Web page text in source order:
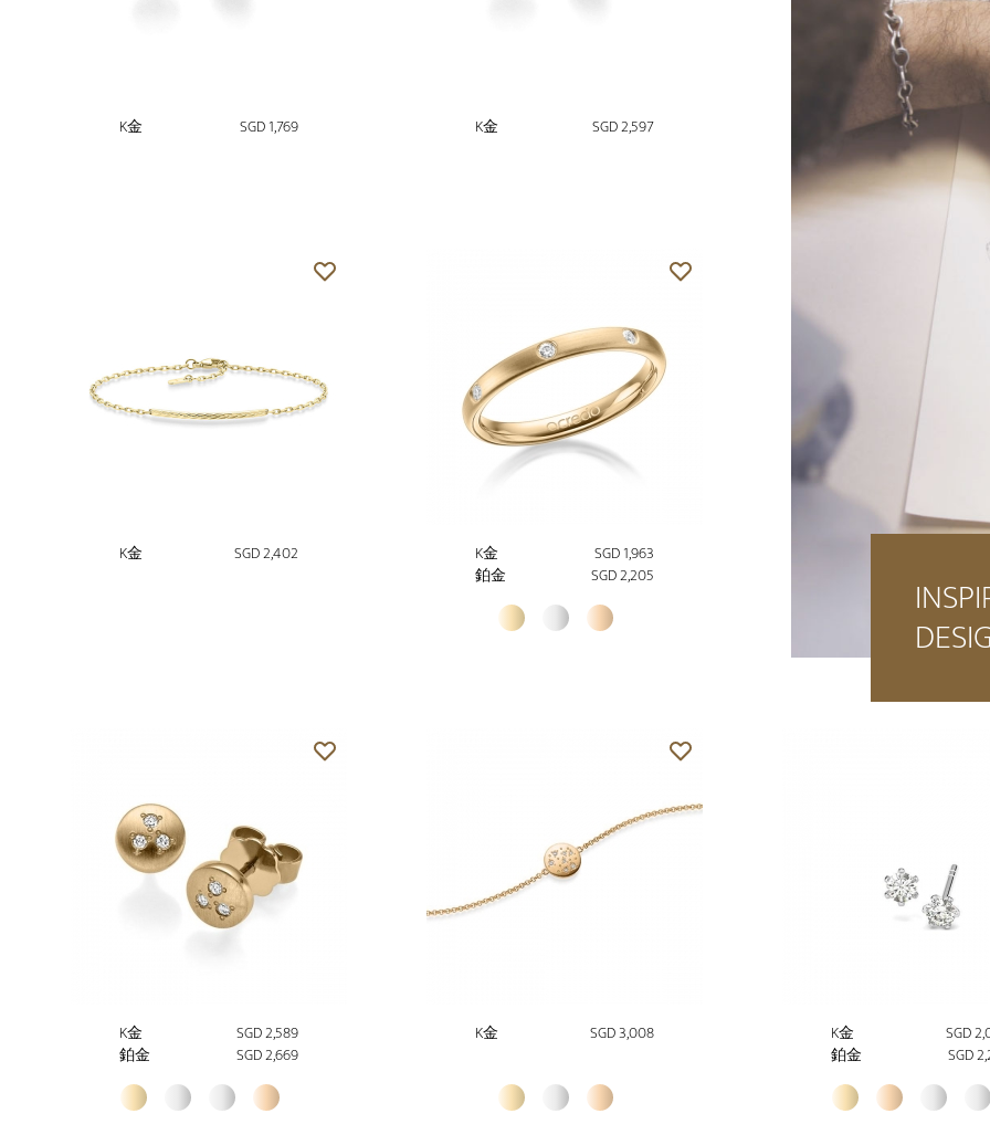
K金 SGD 1,769 K金 SGD 2,597
K金 SGD 2,402 K金
SGD 1,963
鉑金
SGD 2,205
K金
SGD 2,589
鉑金
SGD 2,669
K金 SGD 3,008 K金
SGD
鉑金
SGD